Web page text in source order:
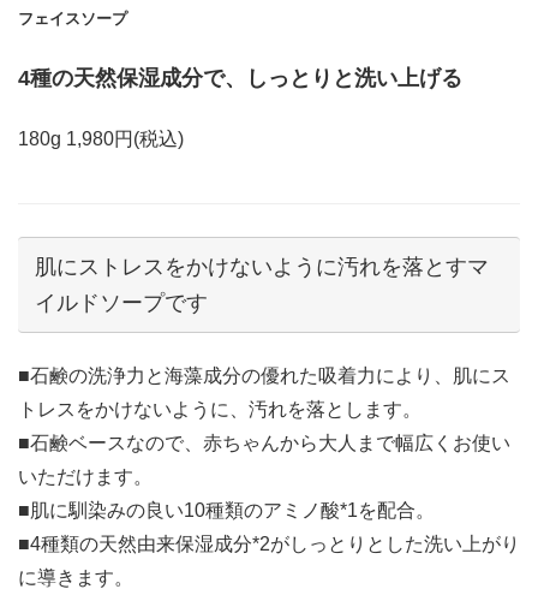
フェイスソープ
4種の天然保湿成分で、しっとりと洗い上げる
180g 1,980円(税込)
肌にストレスをかけないように汚れを落とすマ
イルドソープです
■石鹸の洗浄力と海藻成分の優れた吸着力により、肌にス
トレスをかけないように、汚れを落とします。
■石鹸ベースなので、赤ちゃんから大人まで幅広くお使い
いただけます。
■肌に馴染みの良い10種類のアミノ酸*1を配合。
■4種類の天然由来保湿成分*2がしっとりとした洗い上がり
に導きます。